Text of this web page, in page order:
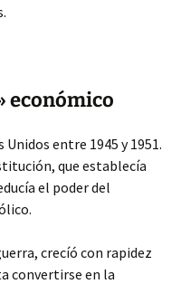
económico
entre 1945 y 1951.
que establecía
el poder del
crecíó con rapidez
convertirse en la